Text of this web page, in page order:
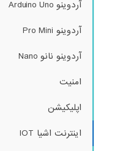
آردوینو Arduino Uno
آردوینو Pro Mini
آردوینو نانو Nano
امنیت
اپلیکیشن
اینترنت اشیا IOT